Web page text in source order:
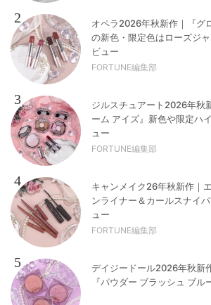
2
オペラ2026年秋新作｜『グ
の新色・限定色はローズジ
ビュー
FORTUNE編集部
3
ジルスチュアート2026年秋
ーム アイズ』新色や限定ハ
ュー
FORTUNE編集部
4
キャンメイク26年秋新作｜
ンライナー＆カールスナイ
ュー
FORTUNE編集部
5
デイジードール2026年秋新
『パウダー ブラッシュ ブ